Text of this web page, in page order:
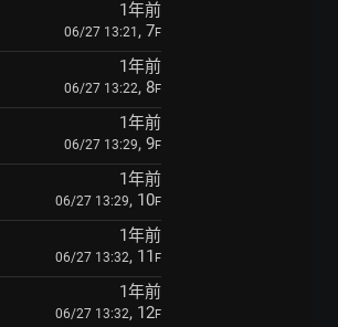
1年前
06/27 13:21 , 7F
1年前
06/27 13:22, 8F
1年前
06/27 13:29, 9F
1年前
06/27 13:29, 10F
1年前
06/27 13:32, 11 F
1年前
06/27 13:32, 12F